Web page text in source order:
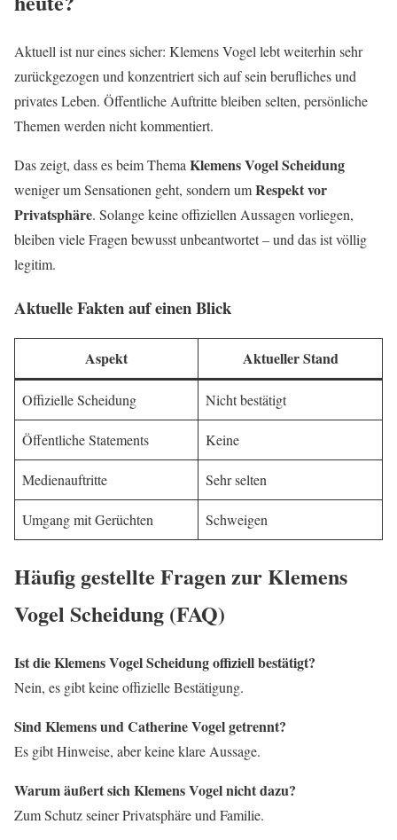
Aktuell ist nur eines sicher: Klemens Vogel lebt weiterhin sehr
zurückgezogen und konzentriert sich auf sein berufliches und
privates Leben. Öffentliche Auftritte bleiben selten, persönliche
Themen werden nicht kommentiert.
Das zeigt, dass es beim Thema Klemens Vogel Scheidung
weniger um Sensationen geht, sondern umRespekt vor
Privatsphäre. Solange keine offiziellen Aussagen vorliegen,
bleiben viele Fragen bewusst unbeantwortet – und das ist völlig
legitim.
Aktuelle Fakten auf einen Blick
Aspekt Aktueller Stand
Offizielle Scheidung Nicht bestätigt
Öffentliche Statements Keine
Medienauftritte Sehr selten
Umgang mit Gerüchten Schweigen
Häufig gestellte Fragen zur Klemens
Vogel Scheidung (FAQ)
Ist die Klemens Vogel Scheidung offiziell bestätigt?
Nein, es gibt keine offizielle Bestätigung.
Sind Klemens und Catherine Vogel getrennt?
Es gibt Hinweise, aber keine klare Aussage.
Warum äußert sich Klemens Vogel nicht dazu?
Zum Schutz seiner Privatsphäre und Familie.